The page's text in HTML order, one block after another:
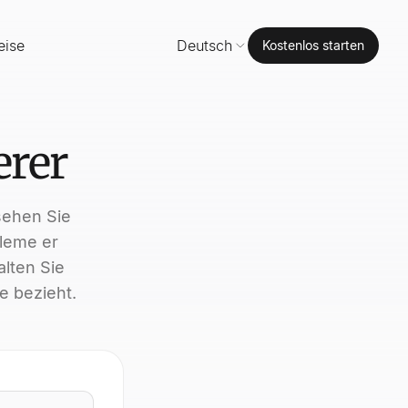
Deutsch Kostenlos starten
Sie
er
Sie
bezieht.